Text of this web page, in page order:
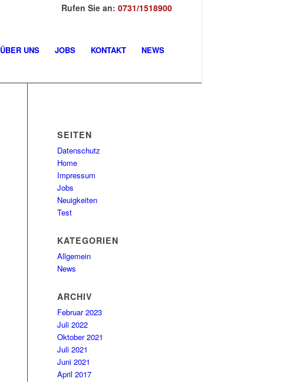
Rufen Sie an: 0731/1518900
ÜBER UNS JOBS KONTAKT NEWS
SEITEN
Datenschutz
Home
Impressum
Jobs
Neuigkeiten
Test
KATEGORIEN
Allgemein
News
ARCHIV
Februar 2023
Juli 2022
Oktober 2021
Juli 2021
Juni 2021
April 2017